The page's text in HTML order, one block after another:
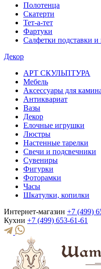
Полотенца
Скатерти
Тет-а-тет
Фартуки
Салфетки подставки и
Декор
АРТ СКУЛЬПТУРА
Мебель
Аксессуары для
Антиквариат
Вазы
Декор
Елочные игрушки
Люстры
Настенные тарелки
Свечи и подсвечники
Сувениры
Фигурки
Фоторамки
Часы
Шкатулки, копилки
Интернет-магазин +7 (499)
Кухни +7 (499) 653-61-61